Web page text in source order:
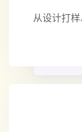
从设计打